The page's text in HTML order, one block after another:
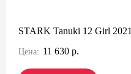
STARK Tanuki 12 Girl 2021
Цена: 11 630 р.